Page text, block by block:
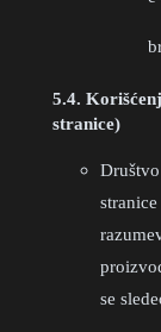
5.4.
stranice)
se